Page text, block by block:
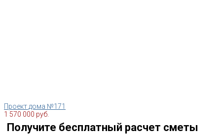
Проект дома №171
1 570 000 руб.
Получите бесплатный расчет сметы